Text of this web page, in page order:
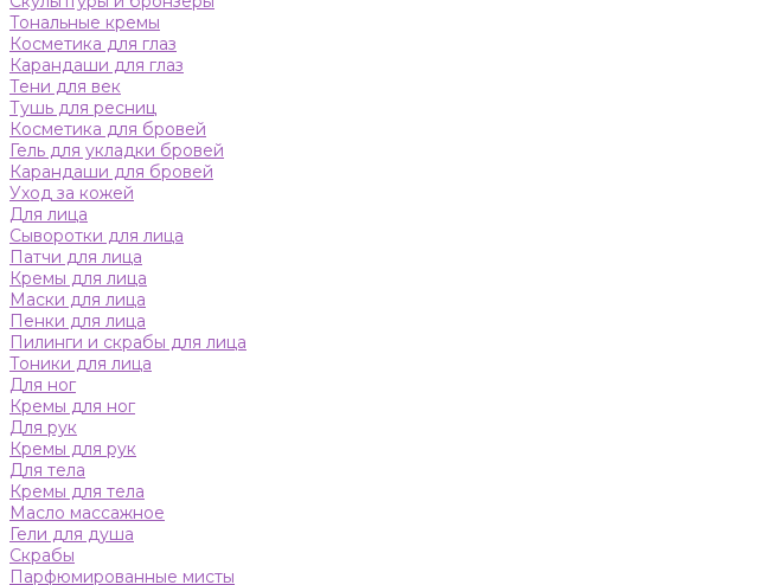
Тональные кремы
Косметика для глаз
Карандаши для глаз
Тени для век
Тушь для ресниц
Косметика для бровей
Гель для укладки бровей
Карандаши для бровей
Уход за кожей
Для лица
Сыворотки для лица
Патчи для лица
Кремы для лица
Маски для лица
Пенки для лица
Пилинги и скрабы для лица
Тоники для лица
Для ног
Кремы для ног
Для рук
Кремы для рук
Для тела
Кремы для тела
Масло массажное
Гели для душа
Скрабы
Парфюмированные мисты